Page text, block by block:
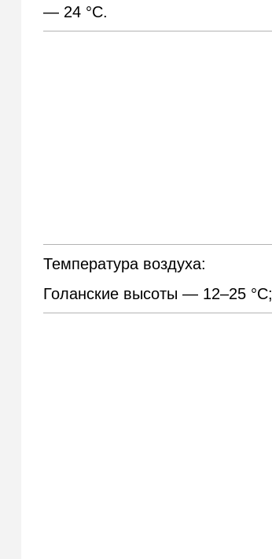
— 24 °С.
Температура воздуха:
Голанские высоты — 12–25 °С;